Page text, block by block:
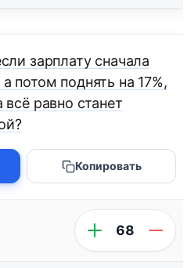
зарплату сначала
потом поднять на 17%,
всё равно станет
Копировать
68